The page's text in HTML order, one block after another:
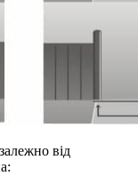
від